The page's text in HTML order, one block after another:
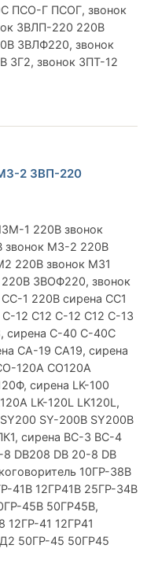
ПСО-Г ПСОГ, звонок
ЗВЛП-220 220В
ЗВЛФ220, звонок
ЗГ2, звонок ЗПТ-12
2 ЗВП-220
1 220В звонок
МЗ-2 220В
220В звонок МЗ1
ЗВОФ220, звонок
1 220В сирена СС1
С-12 С12 C-12 C12 С-13
сирена С-40 С-40С
СА-19 СА19, сирена
120А СО120А
сирена LK-100
LK-120L LK120L,
SY-200B SY200B
сирена ВС-3 ВС-4
DB208 DB 20-8 DB
10ГР-38В
41В 12ГР41В 25ГР-34В
45В 50ГР45В,
12ГР-41 12ГР41
50ГР-45 50ГР45